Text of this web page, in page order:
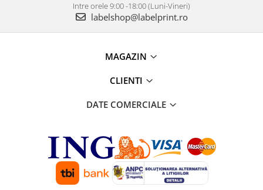
Intre orele 9:00 -18:00 (Luni-Vineri)
labelshop@labelprint.ro
MAGAZIN
CLIENTI
DATE COMERCIALE